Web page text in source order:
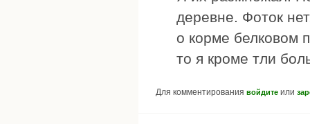
деревне. Фоток
о корме белковом
то я кроме тли
Для комментирования войдите или